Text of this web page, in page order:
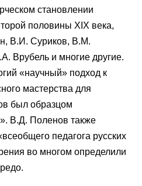
становлении
половины XIX века,
В.И. Суриков, В.М.
Врубель и многие другие.
«научный» подход к
мастерства для
был образцом
В.Д. Поленов также
педагога русских
во многом определили